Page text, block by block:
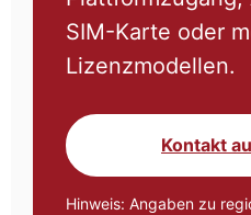
SIM-Karte oder
Lizenzmodellen.
Kontakt
Hinweis: Angaben zu